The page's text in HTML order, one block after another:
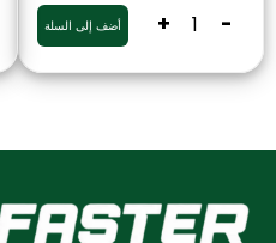
-
+ أضف إلى السلة